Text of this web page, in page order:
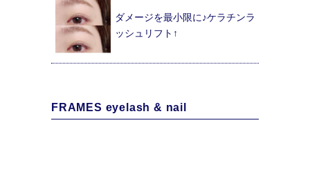
ダメージを最小限に♪ケラチンラ
ッシュリフト↑
FRAMES eyelash & nail